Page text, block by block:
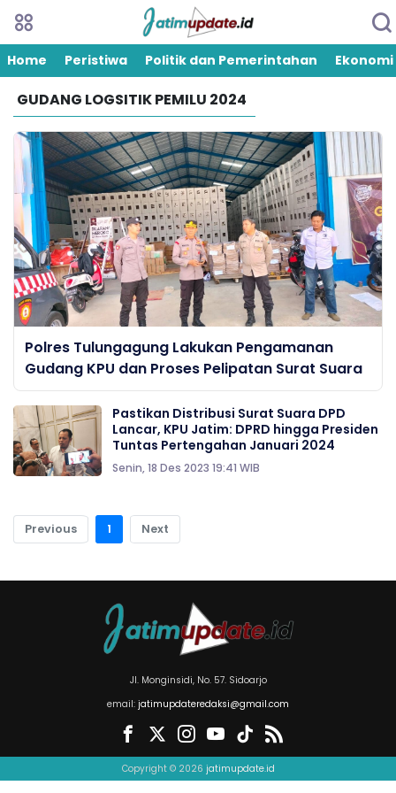
Home Peristiwa Politik dan Pemerintahan Ekonomi
GUDANG LOGSITIK PEMILU 2024
Polres Tulungagung Lakukan Pengamanan
Gudang KPU dan Proses Pelipatan Surat Suara
Pastikan Distribusi Surat Suara DPD
Lancar, KPU Jatim: DPRD hingga Presiden
Tuntas Pertengahan Januari 2024
Senin, 18 Des 2023 19:41 WIB
Previous 1 Next
Jl. Monginsidi, No. 57. Sidoarjo
email: jatimupdateredaksi@gmail.com
Copyright © 2026 jatimupdate.id